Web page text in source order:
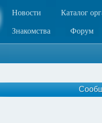
Новости Каталог
Знакомства Форум